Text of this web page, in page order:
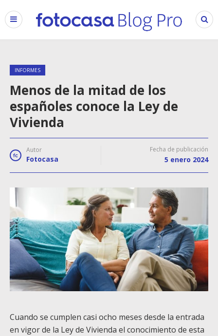
INFORMES
Menos de la mitad de los
españoles conoce la Ley de
Vivienda
Autor
Fotocasa
Fecha de publicación
5 enero 2024
Cuando se cumplen casi ocho meses desde la entrada
en vigor de la Ley de Vivienda el conocimiento de esta